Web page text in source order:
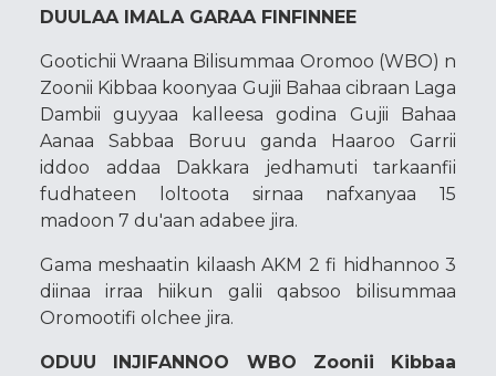
DUULAA IMALA GARAA FINFINNEE
Gootichii Wraana Bilisummaa Oromoo (WBO) n
Zoonii Kibbaa koonyaa Gujii Bahaa cibraan Laga
Dambii guyyaa kalleesa godina Gujii Bahaa
Aanaa Sabbaa Boruu ganda Haaroo Garrii
iddoo addaa Dakkara jedhamuti tarkaanfii
fudhateen loltoota sirnaa nafxanyaa 15
madoon 7 du'aan adabee jira.
Gama meshaatin kilaash AKM 2 fi hidhannoo 3
diinaa irraa hiikun galii qabsoo bilisummaa
Oromootifi olchee jira.
ODUU INJIFANNOO WBO Zoonii Kibbaa